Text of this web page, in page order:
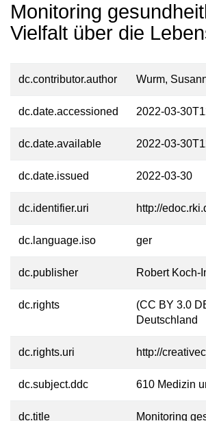
Monitoring
Vielfalt über die
dc.contributor.author Wurm,
dc.date.accessioned 2022-03-
dc.date.available 2022-03-
dc.date.issued 2022-03-30
dc.identifier.uri http://
dc.language.iso ger
dc.publisher Robert Koch-
dc.rights
(CC BY 3.0
Deutschland
dc.rights.uri http://
dc.subject.ddc 610 Medizin
dc.title
Monitoring